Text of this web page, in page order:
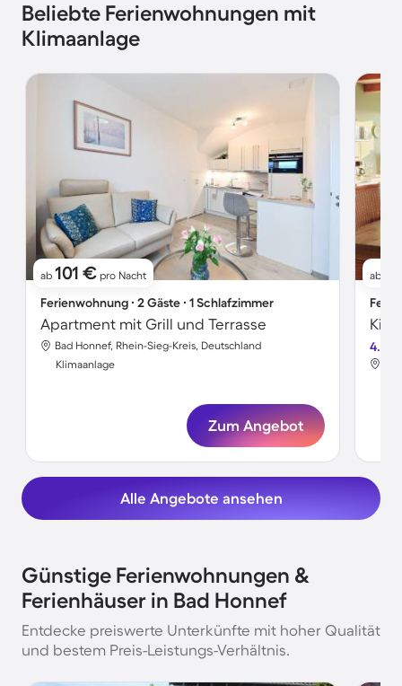
Beliebte Ferienwohnungen mit
Klimaanlage
ab 101 € pro Nacht
Ferienwohnung ∙ 2 Gäste ∙ 1 Schlafzimmer
Apartment mit Grill und Terrasse
Bad Honnef, Rhein-Sieg-Kreis, Deutschland
Klimaanlage
Zum Angebot
ab
4.5
Alle Angebote ansehen
Günstige Ferienwohnungen &
Ferienhäuser in Bad Honnef
Entdecke preiswerte Unterkünfte mit hoher Qualität
und bestem Preis-Leistungs-Verhältnis.